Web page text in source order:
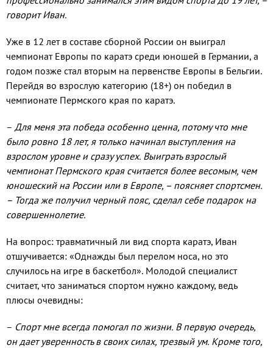
говорит Иван.
Уже в 12 лет в составе сборной России он выиграл
чемпионат Европы по каратэ среди юношей в Германии, а
годом позже стал вторым на первенстве Европы в Бельгии.
Перейдя во взрослую категорию (18+) он победил в
чемпионате Пермского края по каратэ.
– Для меня эта победа особенно ценна, потому что мне
было ровно 18 лет, я только начинал выступления на
взрослом уровне и сразу успех. Выиграть взрослый
чемпионат Пермского края считается более весомым, чем
юношеский на России или в Европе, – поясняет спортсмен.
– Тогда же получил черный пояс, сделал себе подарок на
совершеннолетие.
На вопрос: травматичный ли вид спорта каратэ, Иван
отшучивается: «Однажды был перелом носа, но это
случилось на игре в баскетбол». Молодой специалист
считает, что заниматься спортом нужно каждому, ведь
плюсы очевидны:
– Спорт мне всегда помогал по жизни. В первую очередь,
он дает уверенность в своих силах, трезвый ум. Кроме того,